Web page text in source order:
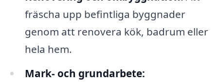
fräscha upp befintliga byggnader
genom att renovera kök, badrum eller
hela hem.
Mark- och grundarbete: